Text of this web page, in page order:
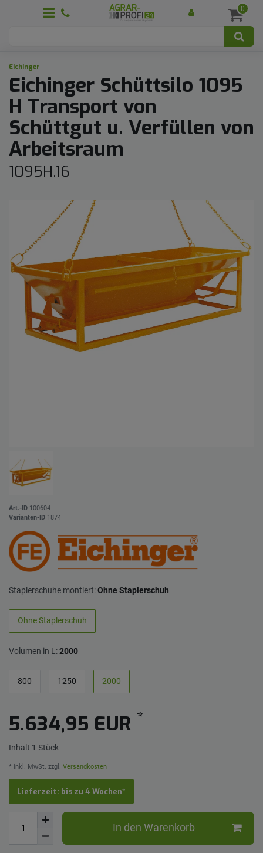
0
Eichinger
Eichinger Schüttsilo 1095
H Transport von
Schüttgut u. Verfüllen von
Arbeitsraum
1095H.16
Art.-ID 100604
Varianten-ID 1874
Staplerschuhe montiert:Ohne Staplerschuh
Ohne Staplerschuh
Volumen in L:2000
800 1250 2000
5.634,95 EUR *
Inhalt 1 Stück
* inkl. MwSt. zzgl. Versandkosten
Lieferzeit: bis zu 4 Wochen*
In den Warenkorb